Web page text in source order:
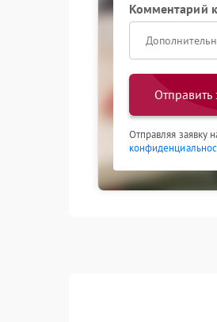
Комментарий
Отправить
Отправляя заявку